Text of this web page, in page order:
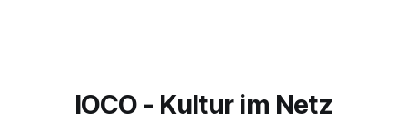
IOCO - Kultur im Netz